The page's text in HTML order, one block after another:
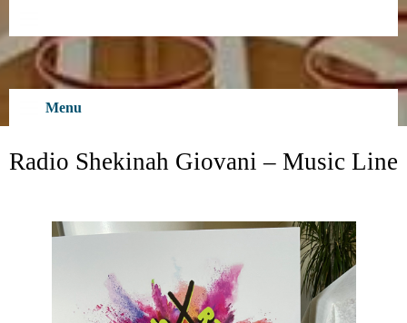
to
content
Menu
Radio Shekinah Giovani – Music Line